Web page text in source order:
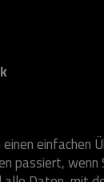
einfachen
passiert, wenn